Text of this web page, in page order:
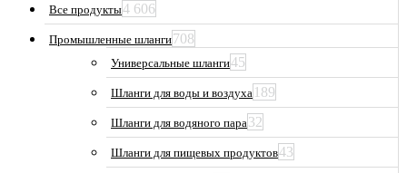
Все продукты4 606
Промышленные шланги708
Универсальные шланги45
Шланги для воды и воздуха 189
Шланги для водяного пара32
Шланги для пищевых продуктов43